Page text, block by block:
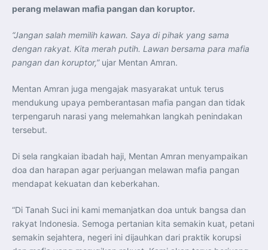
perang melawan mafia pangan dan koruptor.
“Jangan salah memilih kawan. Saya di pihak yang sama
dengan rakyat. Kita merah putih. Lawan bersama para mafia
pangan dan koruptor,” ujar Mentan Amran.
Mentan Amran juga mengajak masyarakat untuk terus
mendukung upaya pemberantasan mafia pangan dan tidak
terpengaruh narasi yang melemahkan langkah penindakan
tersebut.
Di sela rangkaian ibadah haji, Mentan Amran menyampaikan
doa dan harapan agar perjuangan melawan mafia pangan
mendapat kekuatan dan keberkahan.
“Di Tanah Suci ini kami memanjatkan doa untuk bangsa dan
rakyat Indonesia. Semoga pertanian kita semakin kuat, petani
semakin sejahtera, negeri ini dijauhkan dari praktik korupsi